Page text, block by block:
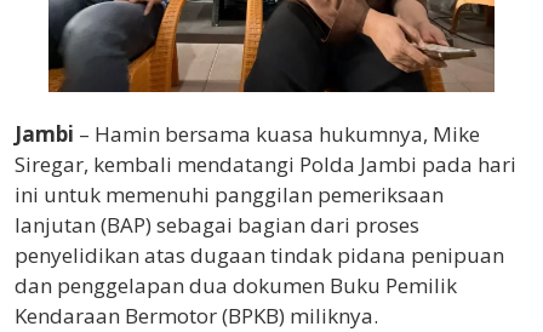
Jambi – Hamin bersama kuasa hukumnya, Mike
Siregar, kembali mendatangi Polda Jambi pada hari
ini untuk memenuhi panggilan pemeriksaan
lanjutan (BAP) sebagai bagian dari proses
penyelidikan atas dugaan tindak pidana penipuan
dan penggelapan dua dokumen Buku Pemilik
Kendaraan Bermotor (BPKB) miliknya.